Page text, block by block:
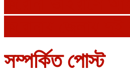
সম্পর্কিত পোস্ট